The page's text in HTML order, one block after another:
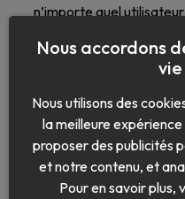
n’importe quel
d’administration sur
déconnexion, la
déverrouillage ou des
telles que le
Pour obtenir la liste
Commander, consultez nos
Nous accordons
Nous utilisons des
la meilleure
proposer des publicités
et notre contenu, et
Pour en savoir plus,